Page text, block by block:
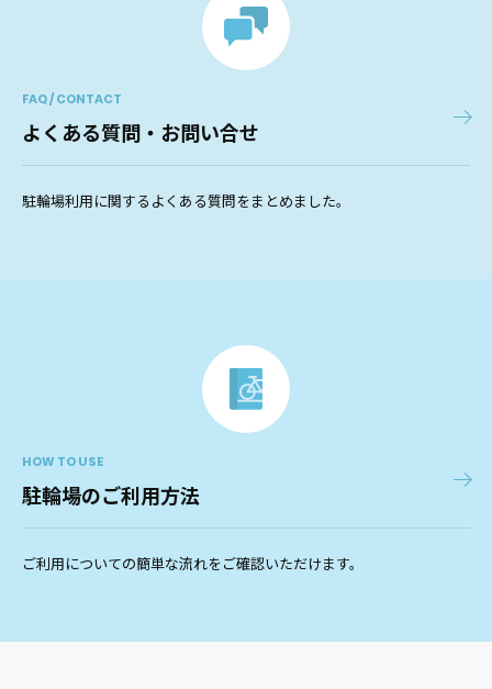
FAQ / CONTACT
よくある質問・お問い合せ
駐輪場利用に関するよくある質問をまとめました。
HOW TO USE
駐輪場のご利用方法
ご利用についての簡単な流れをご確認いただけます。